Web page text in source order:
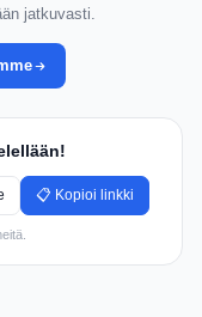
jatkuvasti.
📋 Kopioi linkki